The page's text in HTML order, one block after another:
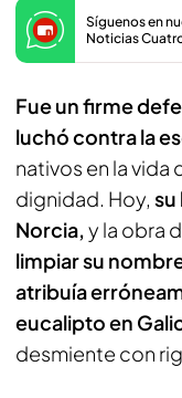
Síguenos en
Noticias
Fue un firme
luchó contra la
nativos en la vida
dignidad. Hoy, su
Norcia,y la obra
limpiar su
atribuía
eucalipto en
desmiente con